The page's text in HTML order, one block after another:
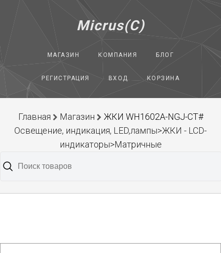
Micrus(C)
МАГАЗИН КОМПАНИЯ БЛОГ
РЕГИСТРАЦИЯ ВХОД КОРЗИНА
Главная Магазин
ЖКИ WH1602A-NGJ-CT#
Освещение, индикация, LED,лампы>ЖКИ - LCD-
индикаторы>Матричные